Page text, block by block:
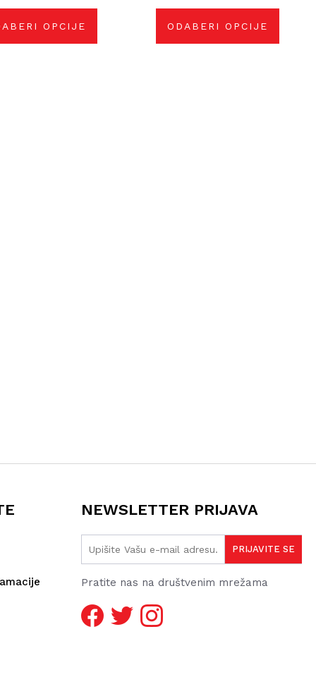
OPCIJE ODABERI OPCIJE
NEWSLETTER PRIJAVA
Pratite nas na društvenim mrežama